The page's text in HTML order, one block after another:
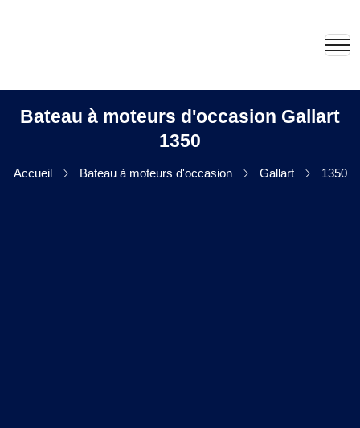
Bateau à moteurs d'occasion Gallart
1350
Accueil Bateau à moteurs d'occasion Gallart 1350